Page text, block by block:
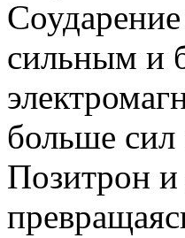
сильным и
больше сил
Позитрон и